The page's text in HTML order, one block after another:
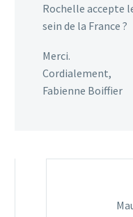
Rochelle accepte
sein de la France ?
Merci.
Cordialement,
Fabienne Boiffier